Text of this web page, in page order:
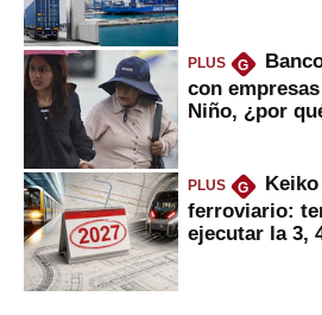
PLUS G
con
Niño, ¿por
PLUS G
ferroviario:
ejecutar la 3,